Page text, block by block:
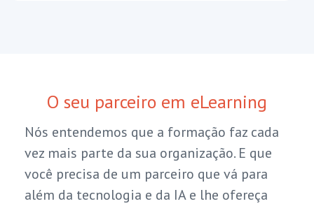
O seu parceiro em eLearning
Nós entendemos que a formação faz cada
vez mais parte da sua organização. E que
você precisa de um parceiro que vá para
além da tecnologia e da IA e lhe ofereça